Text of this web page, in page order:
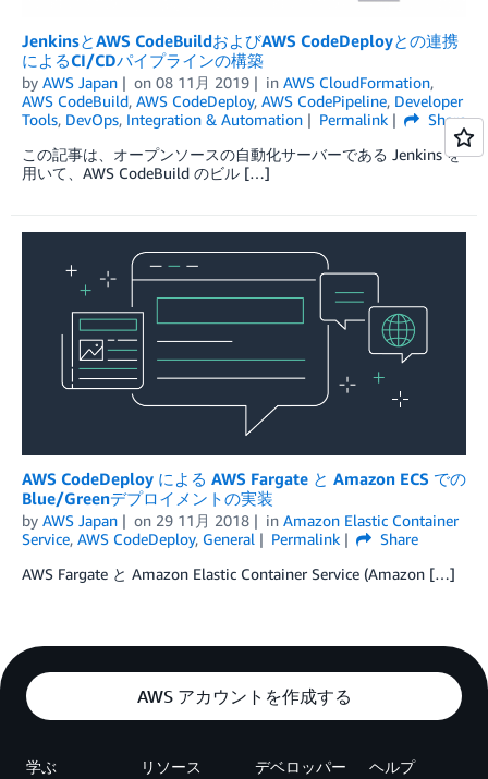
JenkinsとAWS CodeBuildおよびAWS CodeDeployとの連携
によるCI/CDパイプラインの構築
by AWS Japan on 08 11月 2019 in AWS CloudFormation,
AWS CodeBuild, AWS CodeDeploy, AWS CodePipeline, Developer
Tools, DevOps, Integration & Automation Permalink
Share
この記事は、オープンソースの自動化サーバーである Jenkins を
用いて、AWS CodeBuild のビル […]
AWS CodeDeploy による AWS Fargate と Amazon ECS での
Blue/Greenデプロイメントの実装
by AWS Japan on 29 11月 2018 in Amazon Elastic Container
Service, AWS CodeDeploy, General Permalink
Share
AWS Fargate と Amazon Elastic Container Service (Amazon […]
AWS アカウントを作成する
学ぶ リソース デベロッパー ヘルプ